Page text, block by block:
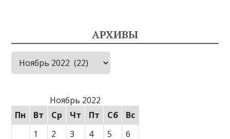
АРХИВЫ
Архивы
Ноябрь 2022
Пн
Вт Ср Чт Пт Сб
Вс
1
2 3 4 5 6